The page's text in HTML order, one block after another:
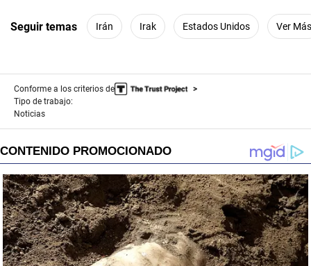
Seguir temas Irán Irak Estados Unidos Ver Más
Conforme a los criterios de
Tipo de trabajo:
Noticias